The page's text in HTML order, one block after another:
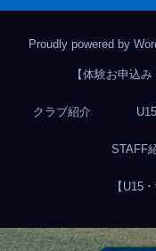
Proudly powered by
【体験お申込
クラブ紹介
STAFF
【U15